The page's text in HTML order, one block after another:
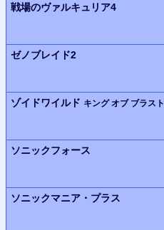
戦場のヴァルキュリア4
ゼノブレイド2
ゾイドワイルド キング オブ ブラスト
ソニックフォース
ソニックマニア・プラス